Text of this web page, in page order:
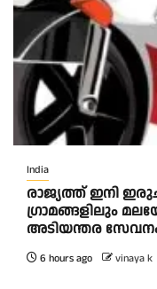
India
രാജ്യത്ത് ഇനി
ഗ്രാമങ്ങളിലും
അടിയന്തര
6 hours ago vinaya k